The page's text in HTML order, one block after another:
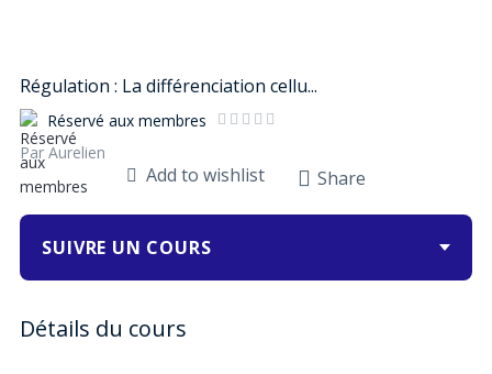
Régulation : La différenciation cellu...
Réservé aux membres
Par Aurelien
Add to wishlist Share
SUIVRE UN COURS